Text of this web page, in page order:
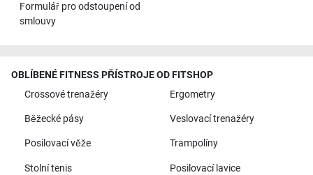
Formulář pro odstoupení od
smlouvy
OBLÍBENÉ FITNESS PŘÍSTROJE OD FITSHOP
Crossové trenažéry
Ergometry
Běžecké pásy Veslovací trenažéry
Posilovací věže Trampolíny
Stolní tenis Posilovací lavice